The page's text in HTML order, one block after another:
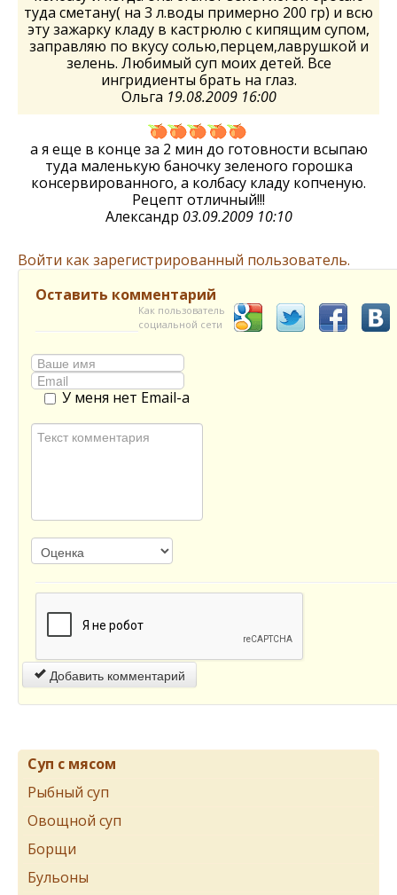
туда сметану( на 3 л.воды примерно 200 гр) и всю
эту зажарку кладу в кастрюлю с кипящим супом,
заправляю по вкусу солью,перцем,лаврушкой и
зелень. Любимый суп моих детей. Все
ингридиенты брать на глаз.
Ольга 19.08.2009 16:00
а я еще в конце за 2 мин до готовности всыпаю
туда маленькую баночку зеленого горошка
консервированного, а колбасу кладу копченую.
Рецепт отличный!!!
Александр 03.09.2009 10:10
Войти как зарегистрированный пользователь.
Оставить комментарий
Как пользователь
социальной сети
У меня нет Email-а
Добавить комментарий
Суп с мясом
Рыбный суп
Овощной суп
Борщи
Бульоны